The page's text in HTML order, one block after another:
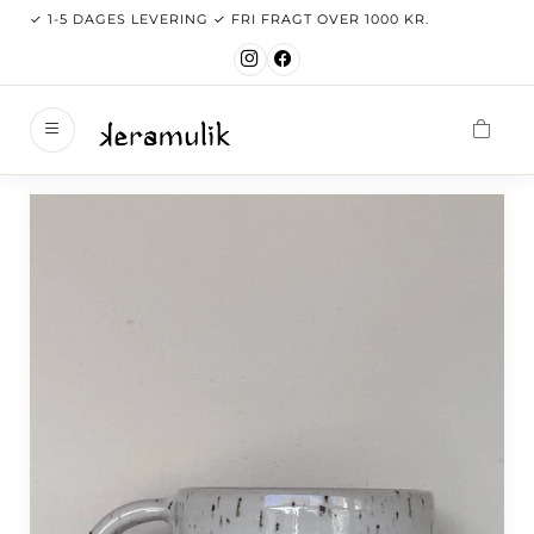
✓ 1-5 DAGES LEVERING ✓ FRI FRAGT OVER 1000 KR.